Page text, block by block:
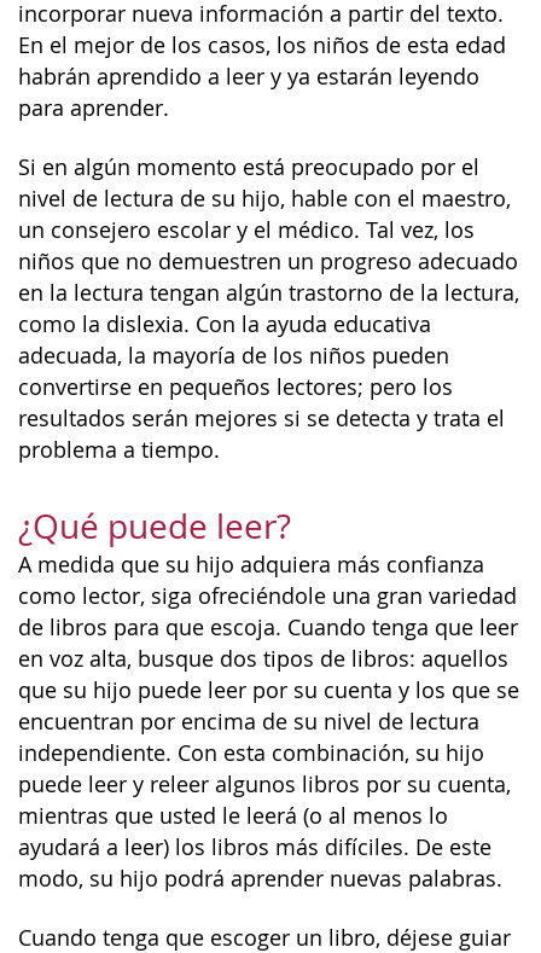
incorporar nueva información a partir del texto.
En el mejor de los casos, los niños de esta edad
habrán aprendido a leer y ya estarán leyendo
para aprender.
Si en algún momento está preocupado por el
nivel de lectura de su hijo, hable con el maestro,
un consejero escolar y el médico. Tal vez, los
niños que no demuestren un progreso adecuado
en la lectura tengan algún trastorno de la lectura,
como la dislexia. Con la ayuda educativa
adecuada, la mayoría de los niños pueden
convertirse en pequeños lectores; pero los
resultados serán mejores si se detecta y trata el
problema a tiempo.
¿Qué puede leer?
A medida que su hijo adquiera más confianza
como lector, siga ofreciéndole una gran variedad
de libros para que escoja. Cuando tenga que leer
en voz alta, busque dos tipos de libros: aquellos
que su hijo puede leer por su cuenta y los que se
encuentran por encima de su nivel de lectura
independiente. Con esta combinación, su hijo
puede leer y releer algunos libros por su cuenta,
mientras que usted le leerá (o al menos lo
ayudará a leer) los libros más difíciles. De este
modo, su hijo podrá aprender nuevas palabras.
Cuando tenga que escoger un libro, déjese guiar